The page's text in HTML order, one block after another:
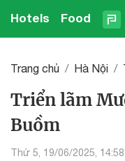
Hotels Food
Trang chủ Hà Nội
Triển lãm
Buồm
Thứ 5, 19/06/2025,